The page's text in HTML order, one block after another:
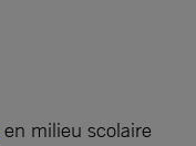
en milieu scolaire